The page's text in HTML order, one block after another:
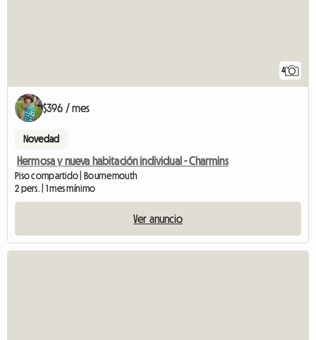
4
$396 / mes
Novedad
Hermosa y nueva habitación individual - Charmins
Piso compartido | Bournemouth
2 pers. | 1 mes mínimo
Ver anuncio